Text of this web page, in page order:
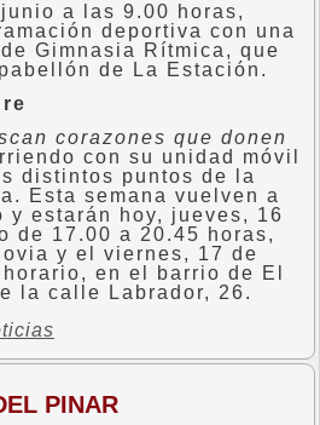
a las 9.00 horas,
deportiva con una
Gimnasia Rítmica, que
de La Estación.
corazones que donen
con su unidad móvil
distintos puntos de la
Esta semana vuelven a
estarán hoy, jueves, 16
de 17.00 a 20.45 horas,
y el viernes, 17 de
en el barrio de El
la calle Labrador, 26.
PINAR